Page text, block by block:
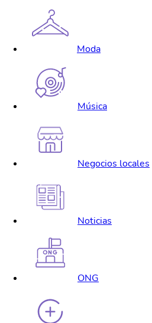
Moda
Música
Negocios locales
Noticias
ONG